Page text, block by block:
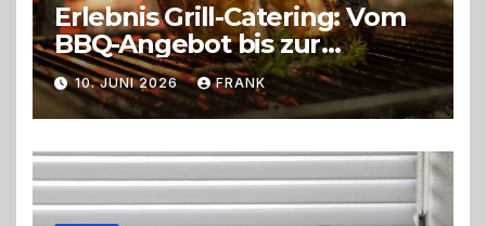
Erlebnis Grill-Catering: Vom
BBQ-Angebot bis zur
perfekten Eventorganisation
Trend zu Outdoor-Events,
Erlebnisgastronomie und
Live-Cooking
10. JUNI 2026 FRANK